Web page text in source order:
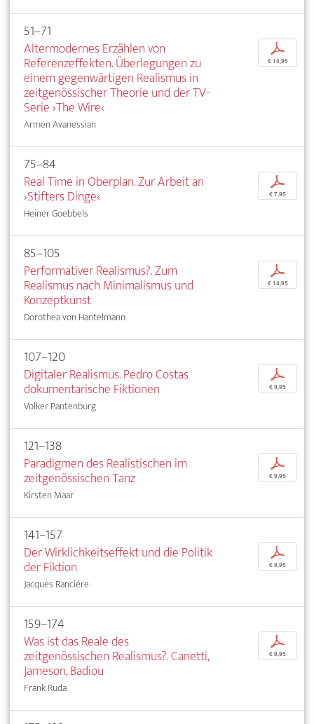
51–71
Altermodernes Erzählen von
Referenzeffekten. Überlegungen zu
einem gegenwärtigen Realismus in
zeitgenössischer Theorie und der TV-
Serie ›The Wire‹
Armen Avanessian
p
€ 14,95
75–84
Real Time in Oberplan. Zur Arbeit an
›Stifters Dinge‹
Heiner Goebbels
p
€ 7,95
85–105
Performativer Realismus?. Zum
Realismus nach Minimalismus und
Konzeptkunst
Dorothea von Hantelmann
p
€ 14,95
107–120
Digitaler Realismus. Pedro Costas
dokumentarische Fiktionen
Volker Pantenburg
p
€ 9,95
121–138
Paradigmen des Realistischen im
zeitgenössischen Tanz
Kirsten Maar
p
€ 9,95
141–157
Der Wirklichkeitseffekt und die Politik
der Fiktion
Jacques Rancière
p
€ 9,95
159–174
Was ist das Reale des
zeitgenössischen Realismus?. Canetti,
Jameson, Badiou
Frank Ruda
p
€ 9,95